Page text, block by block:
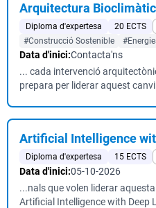
Arquitectura
Diploma d'expertesa 20 ECTS
#Construcció Sostenible
Data d'inici:Contacta'ns
... cada intervenció
prepara per liderar aquest
Artificial Intelligence
Diploma d'expertesa 15 ECTS
Data d'inici:05-10-2026
...nals que volen liderar
Artificial Intelligence with Deep